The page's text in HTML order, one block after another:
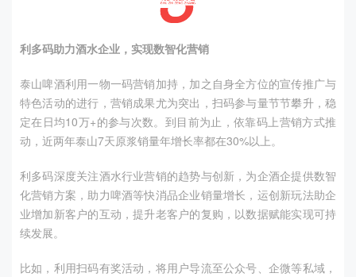
利多码助力酒水企业，实现数智化营销
泰山啤酒利用一物一码营销加持，加之自身全方位的宣传推广与
特色活动的进行，营销成果尤为突出，扫码参与量节节攀升，稳
定在日均10万+的参与次数。到目前为止，依靠码上营销方式推
动，近两年泰山7天原浆销量年增长率都在30%以上。
利多码深度关注酒水行业营销的趋势与创新，为企酒企提供数智
化营销方案，助力啤酒等快消品企业销量增长，运创新玩法助企
业增加新客户的互动，提升老客户的复购，以数据赋能实现可持
续发展。
比如，利用扫码有奖活动，将用户导流至公众号、企微等私域，